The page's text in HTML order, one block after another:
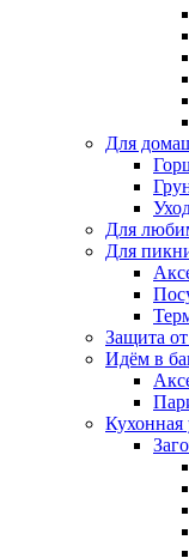
Для
Для
Для
Защита
Идём в
Кухонная